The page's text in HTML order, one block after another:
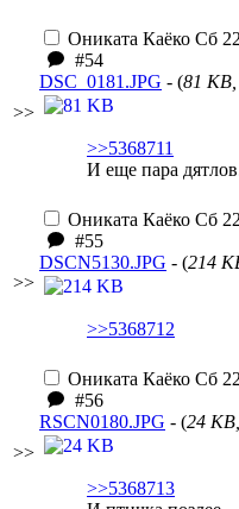
>>
Ониката Каёко Сб
#54
DSC_0181.JPG - (81
>>5368711
И еще пара
>>
Ониката Каёко Сб
#55
DSCN5130.JPG - (214
>>5368712
>>
Ониката Каёко Сб
#56
RSCN0180.JPG - (24
>>5368713